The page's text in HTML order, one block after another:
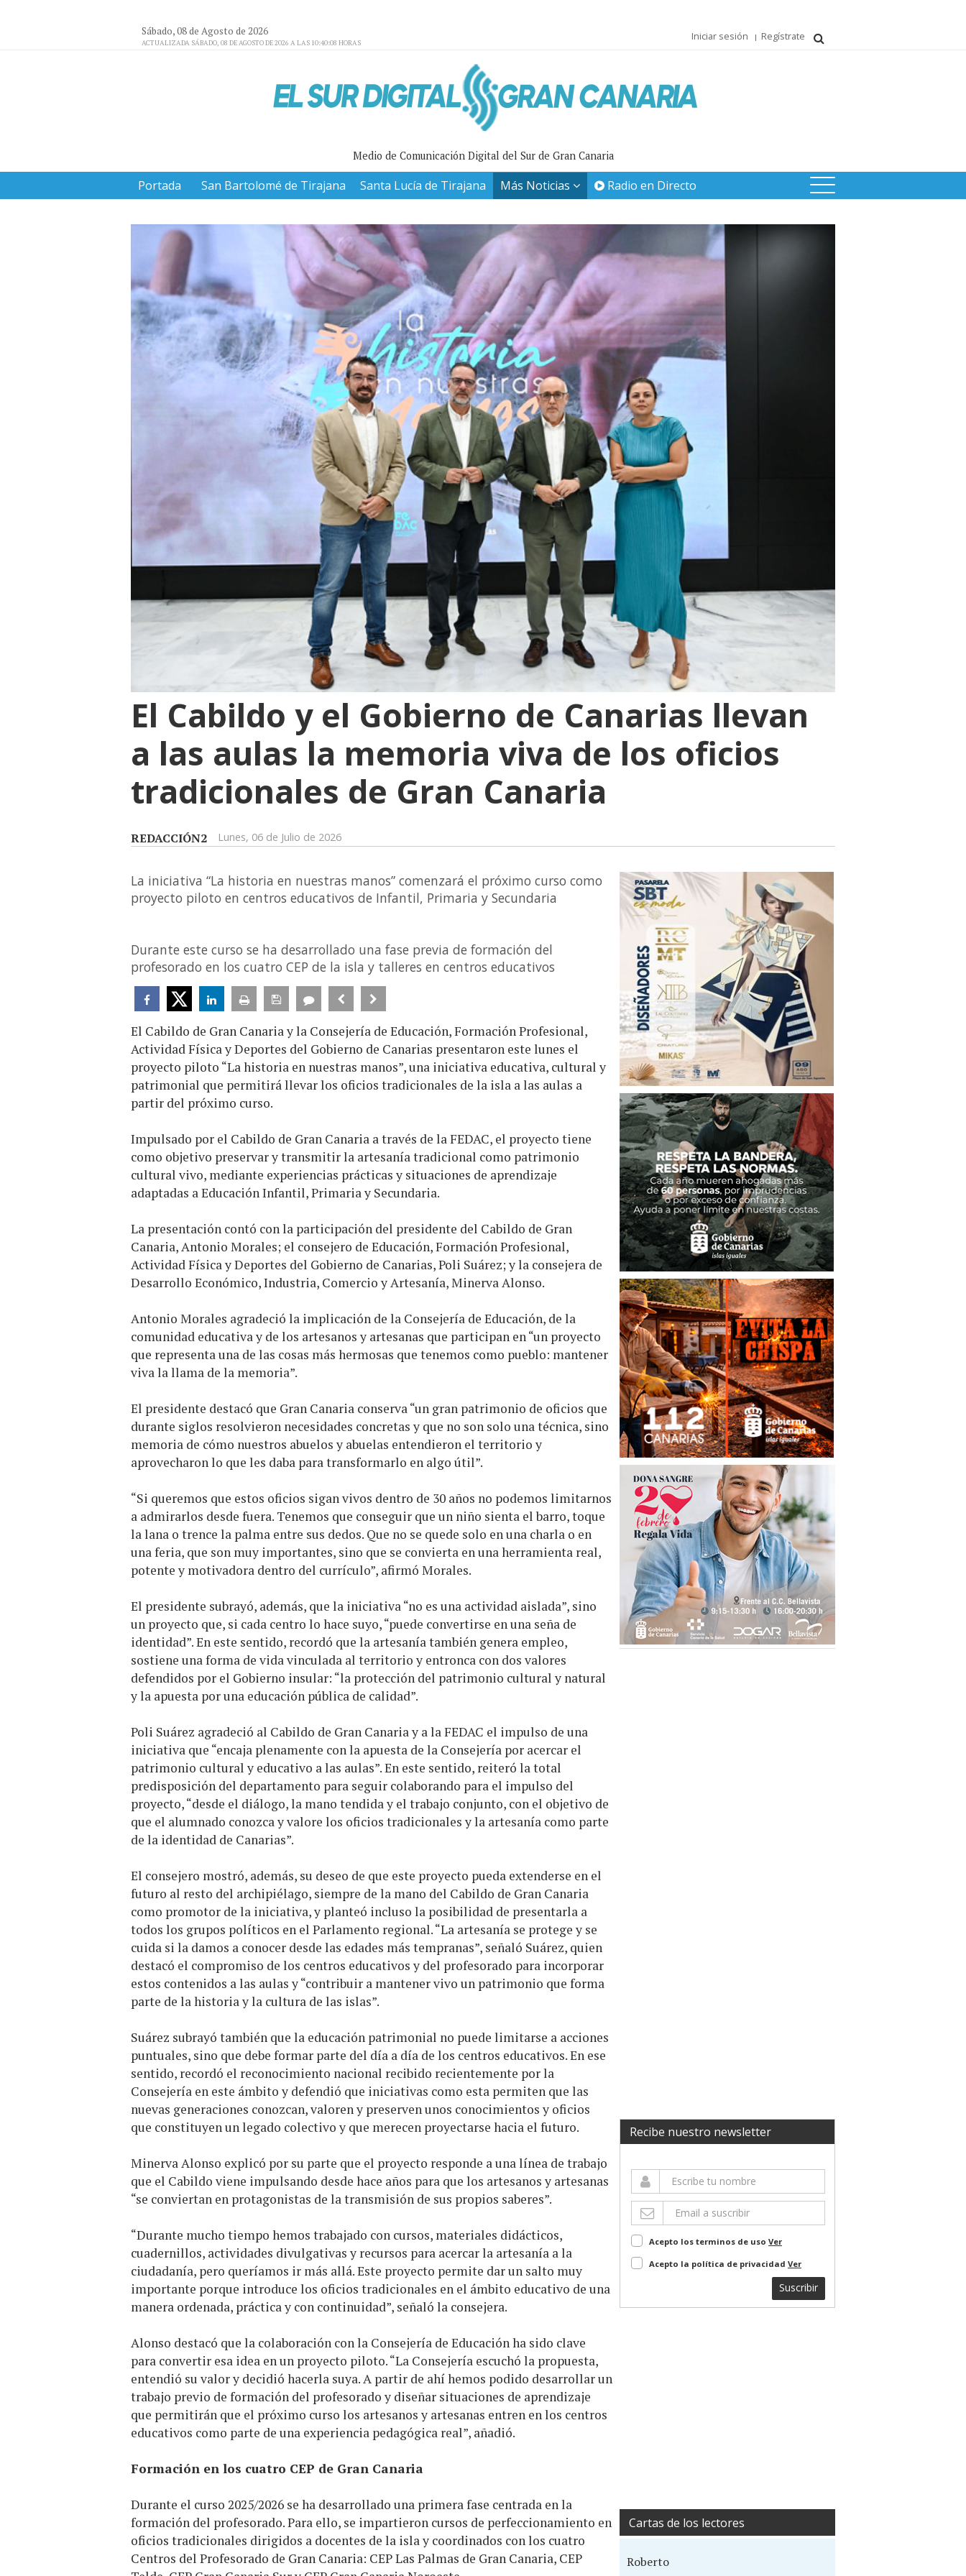
Sábado, 08 de Agosto de 2026
ACTUALIZADA SÁBADO, 08 DE AGOSTO DE 2026 A LAS 10:40:08 HORAS
Iniciar sesión Regístrate
Medio de Comunicación Digital del Sur de Gran Canaria
Portada San Bartolomé de Tirajana Santa Lucía de Tirajana Más Noticias Radio en Directo
El Cabildo y el Gobierno de Canarias llevan
a las aulas la memoria viva de los oficios
tradicionales de Gran Canaria
REDACCIÓN2 Lunes, 06 de Julio de 2026
La iniciativa “La historia en nuestras manos” comenzará el próximo curso como
proyecto piloto en centros educativos de Infantil, Primaria y Secundaria
Durante este curso se ha desarrollado una fase previa de formación del
profesorado en los cuatro CEP de la isla y talleres en centros educativos
El Cabildo de Gran Canaria y la Consejería de Educación, Formación Profesional,
Actividad Física y Deportes del Gobierno de Canarias presentaron este lunes el
proyecto piloto “La historia en nuestras manos”, una iniciativa educativa, cultural y
patrimonial que permitirá llevar los oficios tradicionales de la isla a las aulas a
partir del próximo curso.
Impulsado por el Cabildo de Gran Canaria a través de la FEDAC, el proyecto tiene
como objetivo preservar y transmitir la artesanía tradicional como patrimonio
cultural vivo, mediante experiencias prácticas y situaciones de aprendizaje
adaptadas a Educación Infantil, Primaria y Secundaria.
La presentación contó con la participación del presidente del Cabildo de Gran
Canaria, Antonio Morales; el consejero de Educación, Formación Profesional,
Actividad Física y Deportes del Gobierno de Canarias, Poli Suárez; y la consejera de
Desarrollo Económico, Industria, Comercio y Artesanía, Minerva Alonso.
Antonio Morales agradeció la implicación de la Consejería de Educación, de la
comunidad educativa y de los artesanos y artesanas que participan en “un proyecto
que representa una de las cosas más hermosas que tenemos como pueblo: mantener
viva la llama de la memoria”.
El presidente destacó que Gran Canaria conserva “un gran patrimonio de oficios que
durante siglos resolvieron necesidades concretas y que no son solo una técnica, sino
memoria de cómo nuestros abuelos y abuelas entendieron el territorio y
aprovecharon lo que les daba para transformarlo en algo útil”.
“Si queremos que estos oficios sigan vivos dentro de 30 años no podemos limitarnos
a admirarlos desde fuera. Tenemos que conseguir que un niño sienta el barro, toque
la lana o trence la palma entre sus dedos. Que no se quede solo en una charla o en
una feria, que son muy importantes, sino que se convierta en una herramienta real,
potente y motivadora dentro del currículo”, afirmó Morales.
El presidente subrayó, además, que la iniciativa “no es una actividad aislada”, sino
un proyecto que, si cada centro lo hace suyo, “puede convertirse en una seña de
identidad”. En este sentido, recordó que la artesanía también genera empleo,
sostiene una forma de vida vinculada al territorio y entronca con dos valores
defendidos por el Gobierno insular: “la protección del patrimonio cultural y natural
y la apuesta por una educación pública de calidad”.
Poli Suárez agradeció al Cabildo de Gran Canaria y a la FEDAC el impulso de una
iniciativa que “encaja plenamente con la apuesta de la Consejería por acercar el
patrimonio cultural y educativo a las aulas”. En este sentido, reiteró la total
predisposición del departamento para seguir colaborando para el impulso del
proyecto, “desde el diálogo, la mano tendida y el trabajo conjunto, con el objetivo de
que el alumnado conozca y valore los oficios tradicionales y la artesanía como parte
de la identidad de Canarias”.
El consejero mostró, además, su deseo de que este proyecto pueda extenderse en el
futuro al resto del archipiélago, siempre de la mano del Cabildo de Gran Canaria
como promotor de la iniciativa, y planteó incluso la posibilidad de presentarla a
todos los grupos políticos en el Parlamento regional. “La artesanía se protege y se
cuida si la damos a conocer desde las edades más tempranas”, señaló Suárez, quien
destacó el compromiso de los centros educativos y del profesorado para incorporar
estos contenidos a las aulas y “contribuir a mantener vivo un patrimonio que forma
parte de la historia y la cultura de las islas”.
Suárez subrayó también que la educación patrimonial no puede limitarse a acciones
puntuales, sino que debe formar parte del día a día de los centros educativos. En ese
sentido, recordó el reconocimiento nacional recibido recientemente por la
Consejería en este ámbito y defendió que iniciativas como esta permiten que las
nuevas generaciones conozcan, valoren y preserven unos conocimientos y oficios
que constituyen un legado colectivo y que merecen proyectarse hacia el futuro.
Minerva Alonso explicó por su parte que el proyecto responde a una línea de trabajo
que el Cabildo viene impulsando desde hace años para que los artesanos y artesanas
“se conviertan en protagonistas de la transmisión de sus propios saberes”.
“Durante mucho tiempo hemos trabajado con cursos, materiales didácticos,
cuadernillos, actividades divulgativas y recursos para acercar la artesanía a la
ciudadanía, pero queríamos ir más allá. Este proyecto permite dar un salto muy
importante porque introduce los oficios tradicionales en el ámbito educativo de una
manera ordenada, práctica y con continuidad”, señaló la consejera.
Alonso destacó que la colaboración con la Consejería de Educación ha sido clave
para convertir esa idea en un proyecto piloto. “La Consejería escuchó la propuesta,
entendió su valor y decidió hacerla suya. A partir de ahí hemos podido desarrollar un
trabajo previo de formación del profesorado y diseñar situaciones de aprendizaje
que permitirán que el próximo curso los artesanos y artesanas entren en los centros
educativos como parte de una experiencia pedagógica real”, añadió.
Formación en los cuatro CEP de Gran Canaria
Durante el curso 2025/2026 se ha desarrollado una primera fase centrada en la
formación del profesorado. Para ello, se impartieron cursos de perfeccionamiento en
oficios tradicionales dirigidos a docentes de la isla y coordinados con los cuatro
Centros del Profesorado de Gran Canaria: CEP Las Palmas de Gran Canaria, CEP
Recibe nuestro newsletter
Acepto los terminos de uso Ver
Acepto la política de privacidad Ver
Suscribir
Cartas de los lectores
Roberto